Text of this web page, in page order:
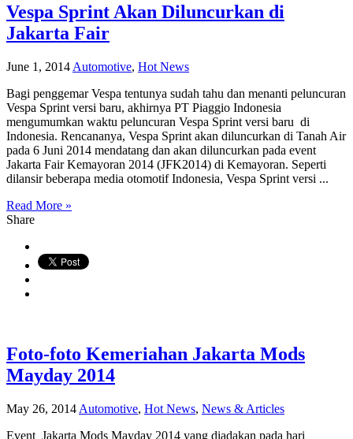
Vespa Sprint Akan Diluncurkan di
Jakarta Fair
June 1, 2014 Automotive, Hot News
Bagi penggemar Vespa tentunya sudah tahu dan menanti peluncuran
Vespa Sprint versi baru, akhirnya PT Piaggio Indonesia
mengumumkan waktu peluncuran Vespa Sprint versi baru di
Indonesia. Rencananya, Vespa Sprint akan diluncurkan di Tanah Air
pada 6 Juni 2014 mendatang dan akan diluncurkan pada event
Jakarta Fair Kemayoran 2014 (JFK2014) di Kemayoran. Seperti
dilansir beberapa media otomotif Indonesia, Vespa Sprint versi ...
Read More »
Share
Foto-foto Kemeriahan Jakarta Mods
Mayday 2014
May 26, 2014 Automotive, Hot News, News & Articles
Event Jakarta Mods Mayday 2014 yang diadakan pada hari